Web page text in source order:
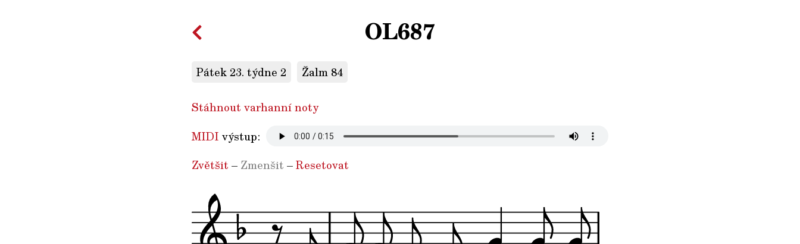
OL687
Pátek 23. týdne 2 Žalm 84
Stáhnout varhanní noty
MIDI výstup:
Zvětšit – Zmenšit –Resetovat